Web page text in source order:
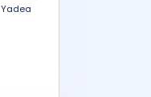
Yadea